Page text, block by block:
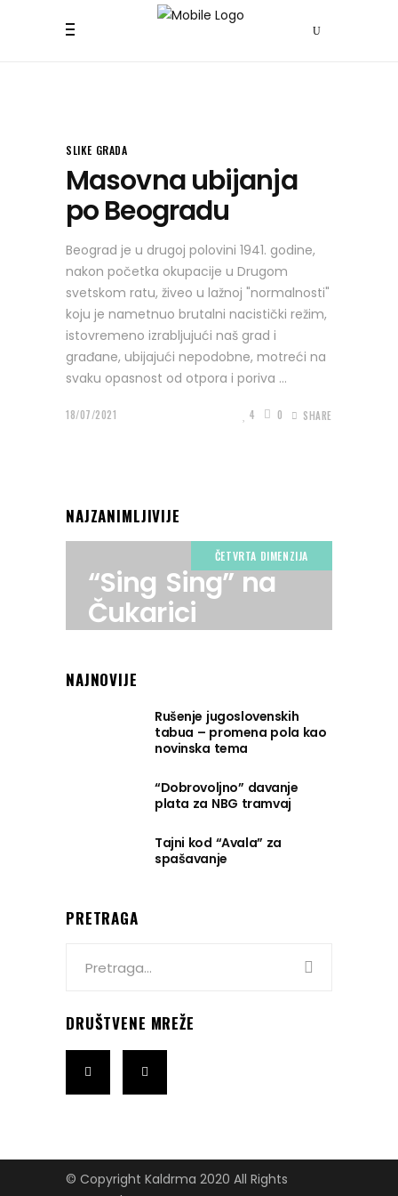
SLIKE GRADA
Masovna ubijanja
po Beogradu
Beograd je u drugoj polovini 1941. godine,
nakon početka okupacije u Drugom
svetskom ratu, živeo u lažnoj "normalnosti"
koju je nametnuo brutalni nacistički režim,
istovremeno izrabljujući naš grad i
građane, ubijajući nepodobne, motreći na
svaku opasnost od otpora i poriva
18/07/2021 4 0 SHARE
NAJZANIMLJIVIJE
ČETVRTA DIMENZIJA
“Sing Sing” na
Čukarici
NAJNOVIJE
Rušenje jugoslovenskih
tabua – promena pola kao
novinska tema
“Dobrovoljno” davanje
plata za NBG tramvaj
Tajni kod “Avala” za
spašavanje
PRETRAGA
DRUŠTVENE MREŽE
© Copyright Kaldrma 2020 All Rights